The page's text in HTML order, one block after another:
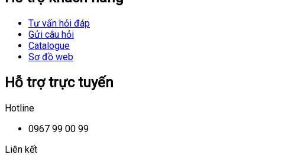
Tư vấn hỏi đáp
Gửi câu hỏi
Catalogue
Sơ đồ web
Hỗ trợ trực tuyến
Hotline
0967 99 00 99
Liên kết